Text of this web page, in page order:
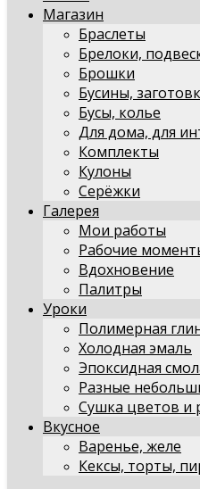
Магазин
Браслеты
Брелоки,
Брошки
Бусины,
Бусы, колье
Для дома, для
Комплекты
Кулоны
Серёжки
Галерея
Мои работы
Рабочие
Вдохновение
Палитры
Уроки
Полимерная
Холодная эмаль
Эпоксидная
Разные
Сушка цветов и
Вкусное
Варенье, желе
Кексы, торты,